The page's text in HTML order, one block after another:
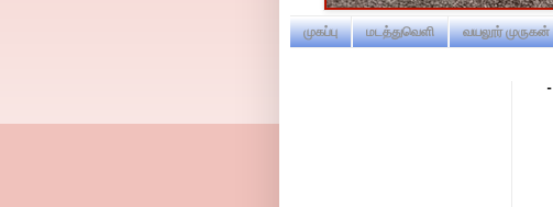
முகப்பு மடத்துவெளி வயலூர் முருகன்
-